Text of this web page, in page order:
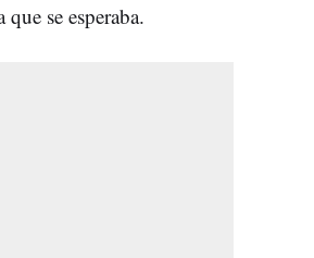
que se esperaba.